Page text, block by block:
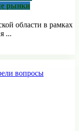
рынки
области в рамках
...